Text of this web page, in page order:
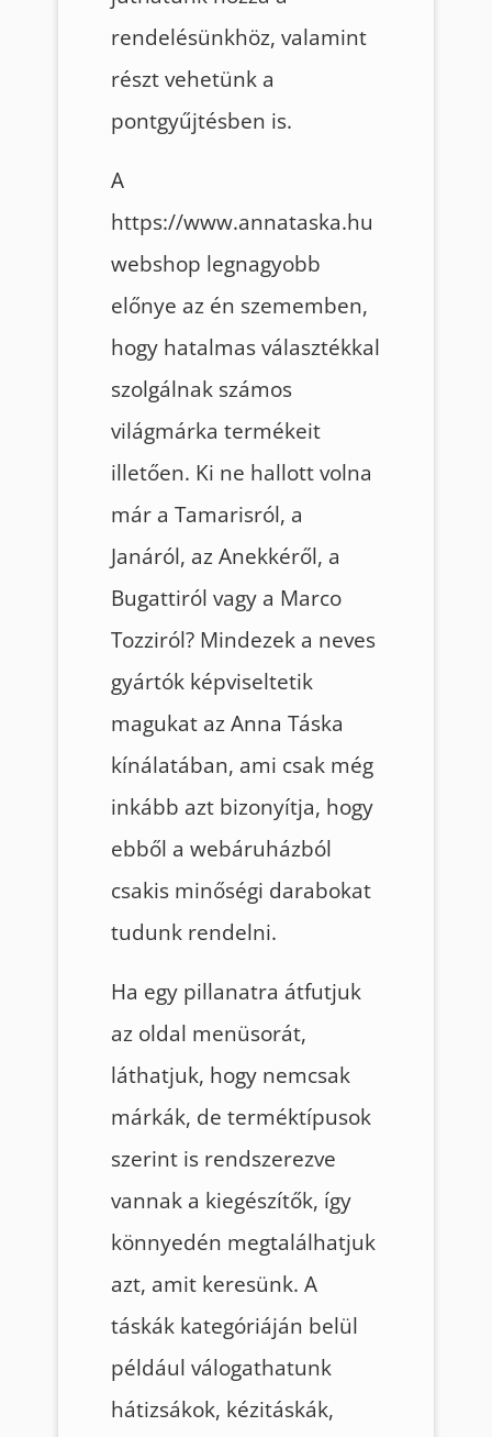
rendelésünkhöz, valamint
részt vehetünk a
pontgyűjtésben is.
A
https://www.annataska.hu
webshop legnagyobb
előnye az én szememben,
hogy hatalmas választékkal
szolgálnak számos
világmárka termékeit
illetően. Ki ne hallott volna
már a Tamarisról, a
Janáról, az Anekkéről, a
Bugattiról vagy a Marco
Tozziról? Mindezek a neves
gyártók képviseltetik
magukat az Anna Táska
kínálatában, ami csak még
inkább azt bizonyítja, hogy
ebből a webáruházból
csakis minőségi darabokat
tudunk rendelni.
Ha egy pillanatra átfutjuk
az oldal menüsorát,
láthatjuk, hogy nemcsak
márkák, de terméktípusok
szerint is rendszerezve
vannak a kiegészítők, így
könnyedén megtalálhatjuk
azt, amit keresünk. A
táskák kategóriáján belül
például válogathatunk
hátizsákok, kézitáskák,